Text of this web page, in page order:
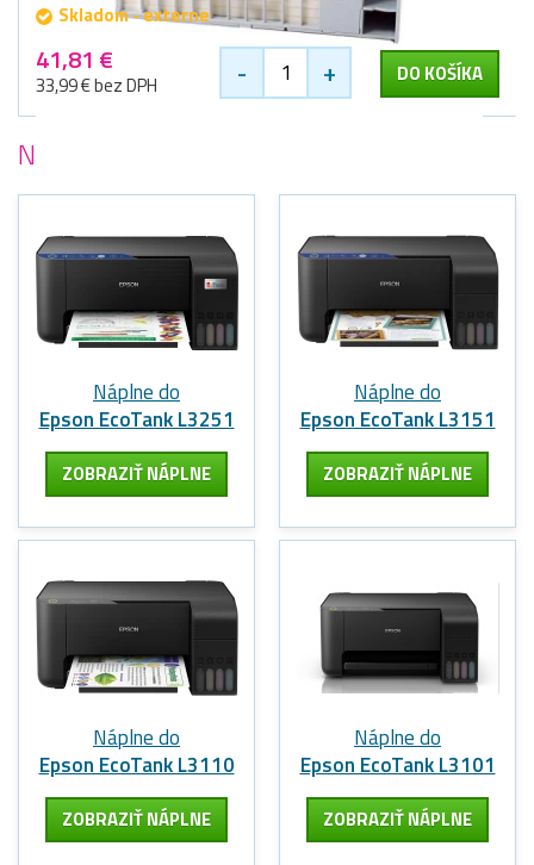
Skladom - externe
41,81 €
33,99 € bez DPH - + DO KOŠÍKA
Najobľúbenejšie
Náplne do
Epson EcoTank L3251
ZOBRAZIŤ NÁPLNE
Náplne do
Epson EcoTank L3151
ZOBRAZIŤ NÁPLNE
Náplne do
Epson EcoTank L3110
ZOBRAZIŤ NÁPLNE
Náplne do
Epson EcoTank L3101
ZOBRAZIŤ NÁPLNE